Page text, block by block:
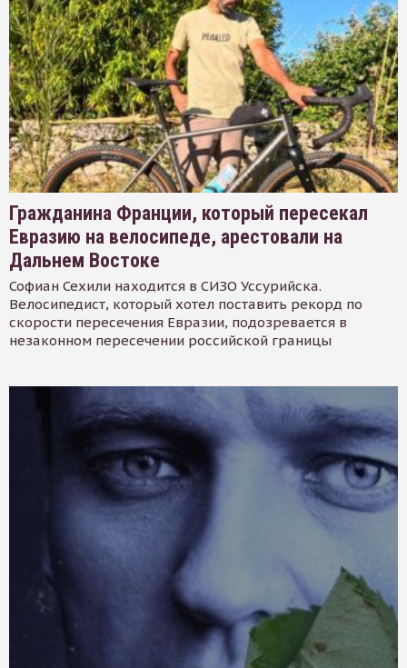
Гражданина Франции, который пересекал
Евразию на велосипеде, арестовали на
Дальнем Востоке
Софиан Сехили находится в СИЗО Уссурийска.
Велосипедист, который хотел поставить рекорд по
скорости пересечения Евразии, подозревается в
незаконном пересечении российской границы